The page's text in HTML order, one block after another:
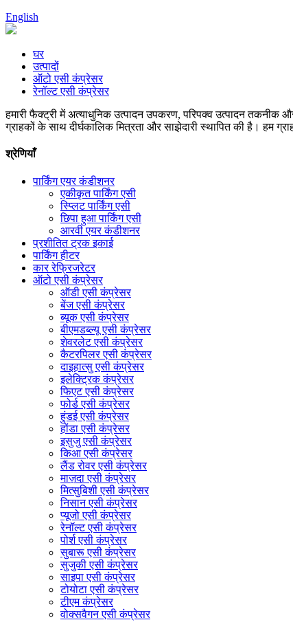
English
घर
उत्पादों
ऑटो एसी कंप्रेसर
रेनॉल्ट एसी कंप्रेसर
हमारी फैक्ट्री में अत्याधुनिक उत्पादन उपकरण, परिपक्व उत्पादन तकनीक
ग्राहकों के साथ दीर्घकालिक मित्रता और साझेदारी स्थापित की है। हम
श्रेणियाँ
पार्किंग एयर कंडीशनर
एकीकृत पार्किंग एसी
स्प्लिट पार्किंग एसी
छिपा हुआ पार्किंग एसी
आरवी एयर कंडीशनर
प्रशीतित ट्रक इकाई
पार्किंग हीटर
कार रेफ्रिजरेटर
ऑटो एसी कंप्रेसर
ऑडी एसी कंप्रेसर
बेंज एसी कंप्रेसर
ब्यूक एसी कंप्रेसर
बीएमडब्ल्यू एसी कंप्रेसर
शेवरलेट एसी कंप्रेसर
कैटरपिलर एसी कंप्रेसर
दाइहात्सु एसी कंप्रेसर
इलेक्ट्रिक कंप्रेसर
फिएट एसी कंप्रेसर
फोर्ड एसी कंप्रेसर
हुंडई एसी कंप्रेसर
होंडा एसी कंप्रेसर
इसुजु एसी कंप्रेसर
किआ एसी कंप्रेसर
लैंड रोवर एसी कंप्रेसर
माज़दा एसी कंप्रेसर
मित्सुबिशी एसी कंप्रेसर
निसान एसी कंप्रेसर
प्यूजो एसी कंप्रेसर
रेनॉल्ट एसी कंप्रेसर
पोर्श एसी कंप्रेसर
सुबारू एसी कंप्रेसर
सुजुकी एसी कंप्रेसर
साइपा एसी कंप्रेसर
टोयोटा एसी कंप्रेसर
टीएम कंप्रेसर
वोक्सवैगन एसी कंप्रेसर